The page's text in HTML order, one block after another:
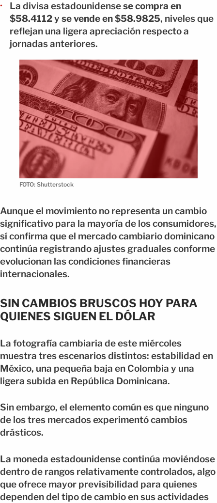
La divisa estadounidensese compra en
$58.4112y se vende en $58.9825, niveles que
reflejan una ligera apreciación respecto a
jornadas anteriores.
FOTO: Shutterstock
Aunque el movimiento no representa un cambio
significativo para la mayoría de los consumidores,
sí confirma que el mercado cambiario dominicano
continúa registrando ajustes graduales conforme
evolucionan las condiciones financieras
internacionales.
SIN CAMBIOS BRUSCOS HOY PARA
QUIENES SIGUEN EL DÓLAR
La fotografía cambiaria de este miércoles
muestra tres escenarios distintos: estabilidad en
México, una pequeña baja en Colombia y una
ligera subida en República Dominicana.
Sin embargo, el elemento común es que ninguno
de los tres mercados experimentó cambios
drásticos.
La moneda estadounidense continúa moviéndose
dentro de rangos relativamente controlados, algo
que ofrece mayor previsibilidad para quienes
dependen del tipo de cambio en sus actividades